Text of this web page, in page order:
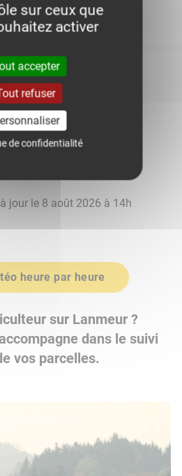
0.0 0.0
(hPa)
1019.0 1020.0
jour le 8 août 2026 à 14h
heure par heure
sur Lanmeur ?
dans le suivi
vos parcelles.
sur ceux que
activer
accepter
refuser
de confidentialité